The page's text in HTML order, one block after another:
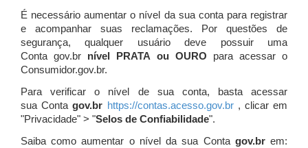
É necessário aumentar o nível da sua conta para registrar
e acompanhar suas reclamações. Por questões de
segurança, qualquer usuário deve possuir uma
Conta gov.br nível PRATA ou OURO para acessar o
Consumidor.gov.br.
Para verificar o nível de sua conta, basta acessar
sua Contagov.br https://contas.acesso.gov.br, clicar em
"Privacidade" > "Selos de Confiabilidade".
Saiba como aumentar o nível da sua Conta gov.brem: